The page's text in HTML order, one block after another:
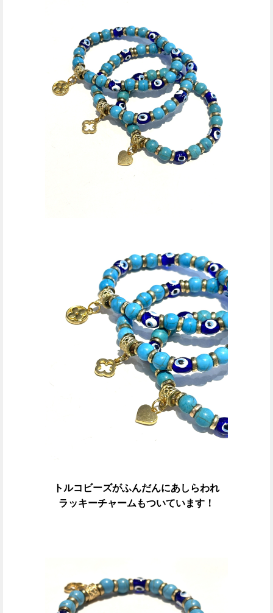
トルコビーズがふんだんにあしらわれ
ラッキーチャームもついています！